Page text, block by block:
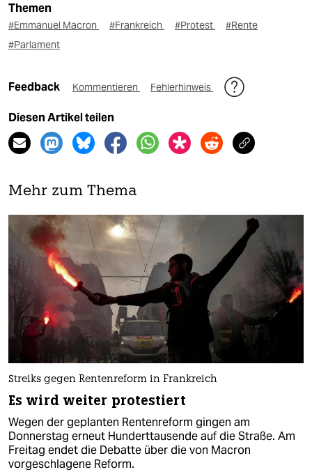
Themen
#Emmanuel Macron #Frankreich #Protest
#Rente
#Parlament
Feedback Kommentieren Fehlerhinweis
Diesen Artikel teilen
Mehr zum Thema
Streiks gegen Rentenreform in Frankreich
Es wird weiter protestiert
Wegen der geplanten Rentenreform gingen am
Donnerstag erneut Hunderttausende auf die Straße. Am
Freitag endet die Debatte über die von Macron
vorgeschlagene Reform.